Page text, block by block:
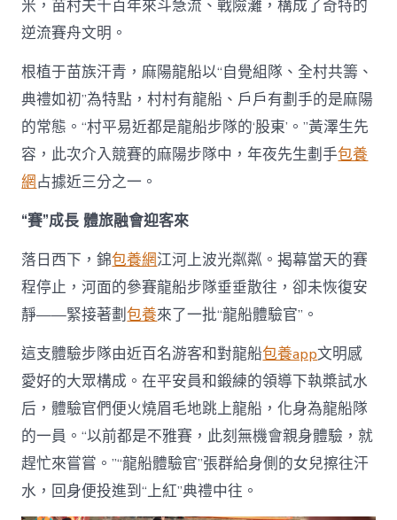
米，苗村夫千百年來斗急流、戰險灘，構成了奇特的
逆流賽舟文明。
根植于苗族汗青，麻陽龍船以“自覺組隊、全村共籌、
典禮如初”為特點，村村有龍船、戶戶有劃手的是麻陽
的常態。“村平易近都是龍船步隊的‘股東’。”黃澤生先
容，此次介入競賽的麻陽步隊中，年夜先生劃手包養
網占據近三分之一。
“賽”成長 體旅融會迎客來
落日西下，錦包養網江河上波光粼粼。揭幕當天的賽
程停止，河面的參賽龍船步隊垂垂散往，卻未恢復安
靜——緊接著劃包養來了一批“龍船體驗官”。
這支體驗步隊由近百名游客和對龍船包養app文明感
愛好的大眾構成。在平安員和鍛練的領導下執槳試水
后，體驗官們便火燒眉毛地跳上龍船，化身為龍船隊
的一員。“以前都是不雅賽，此刻無機會親身體驗，就
趕忙來嘗嘗。”“龍船體驗官”張群給身側的女兒擦往汗
水，回身便投進到“上紅”典禮中往。